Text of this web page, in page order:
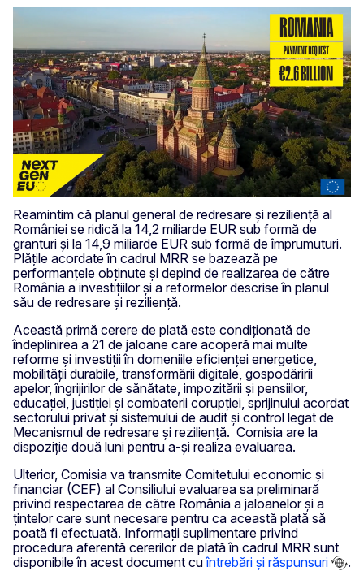
Reamintim că planul general de redresare și reziliență al
României se ridică la 14,2 miliarde EUR sub formă de
granturi și la 14,9 miliarde EUR sub formă de împrumuturi.
Plățile acordate în cadrul MRR se bazează pe
performanțele obținute și depind de realizarea de către
România a investițiilor și a reformelor descrise în planul
său de redresare și reziliență.
Această primă cerere de plată este condiționată de
îndeplinirea a 21 de jaloane care acoperă mai multe
reforme și investiții în domeniile eficienței energetice,
mobilității durabile, transformării digitale, gospodăririi
apelor, îngrijirilor de sănătate, impozitării și pensiilor,
educației, justiției și combaterii corupției, sprijinului acordat
sectorului privat și sistemului de audit și control legat de
Mecanismul de redresare și reziliență. Comisia are la
dispoziție două luni pentru a-și realiza evaluarea.
Ulterior, Comisia va transmite Comitetului economic și
financiar (CEF) al Consiliului evaluarea sa preliminară
privind respectarea de către România a jaloanelor și a
țintelor care sunt necesare pentru ca această plată să
poată fi efectuată. Informații suplimentare privind
procedura aferentă cererilor de plată în cadrul MRR sunt
disponibile în acest document cuîntrebări și răspunsuri
.